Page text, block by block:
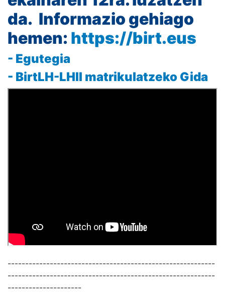
da. Informazio gehiago
hemen: https://birt.eus
- Egutegia
- BirtLH-LHII matrikulatzeko Gida
-----------------------------------------------------------
-----------------------------------------------------------
---------------------